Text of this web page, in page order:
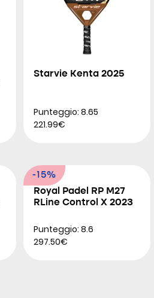
Starvie Kenta 2025
Punteggio: 8.65
221.99€
-15%
Royal Padel RP M27
RLine Control X 2023
Punteggio: 8.6
297.50€